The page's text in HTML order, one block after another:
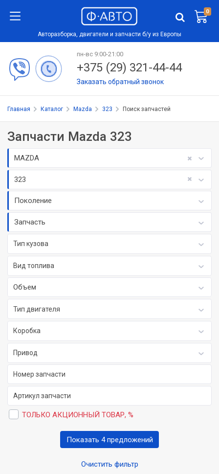
0
Авторазборка, двигатели и запчасти б/у из Европы
пн-вс 9:00-21:00
+375 (29) 321-44-44
Заказать обратный звонок
Главная Каталог Mazda 323 Поиск запчастей
Запчасти Mazda 323
MAZDA
323
Поколение
Запчасть
Тип кузова
Вид топлива
Объем
Тип двигателя
Коробка
Привод
ТОЛЬКО АКЦИОННЫЙ ТОВАР, %
Очистить фильтр
Показать 4 предложений